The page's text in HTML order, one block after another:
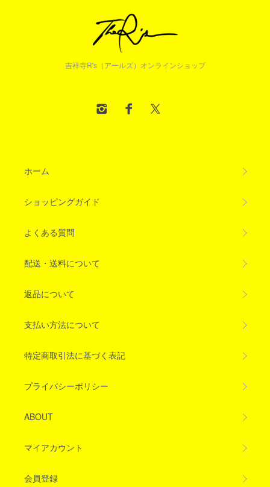
吉祥寺R's（アールズ）オンラインショップ
ホーム
ショッピングガイド
よくある質問
配送・送料について
返品について
支払い方法について
特定商取引法に基づく表記
プライバシーポリシー
ABOUT
マイアカウント
会員登録